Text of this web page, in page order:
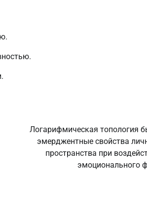
Логарифмическая топология
эмерджентные свойства
пространства при
эмоционального